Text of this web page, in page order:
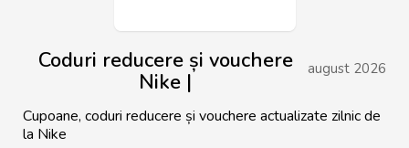
Coduri reducere și vouchere
Nike |
august 2026
Cupoane, coduri reducere și vouchere actualizate zilnic de
la Nike